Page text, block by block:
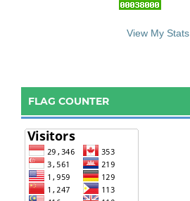
View My Stats
FLAG COUNTER